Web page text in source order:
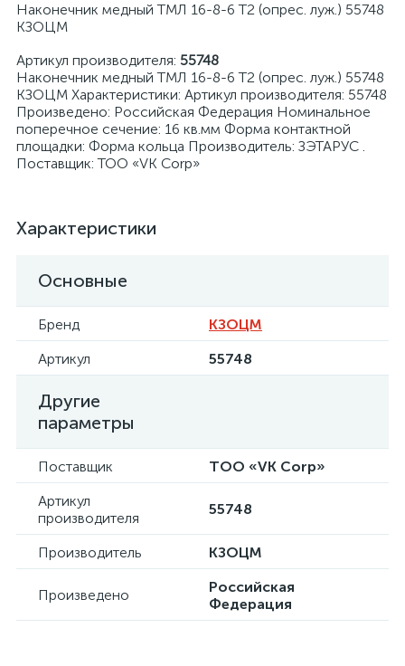
Наконечник медный ТМЛ 16-8-6 Т2 (опрес. луж.) 55748
КЗОЦМ
Артикул производителя: 55748
Наконечник медный ТМЛ 16-8-6 Т2 (опрес. луж.) 55748
КЗОЦМ Характеристики: Артикул производителя: 55748
Произведено: Российская Федерация Номинальное
поперечное сечение: 16 кв.мм Форма контактной
площадки: Форма кольца Производитель: ЗЭТАРУС .
Поставщик: ТОО «VK Corp»
Характеристики
Основные
Бренд
КЗОЦМ
Артикул
55748
Другие
параметры
Поставщик
ТОО «VK Corp»
Артикул
производителя
55748
Производитель КЗОЦМ
Произведено
Российская
Федерация